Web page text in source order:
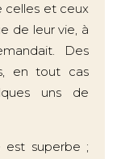
celles et ceux
de leur vie, à
Des
en tout cas
uns de
est superbe ;